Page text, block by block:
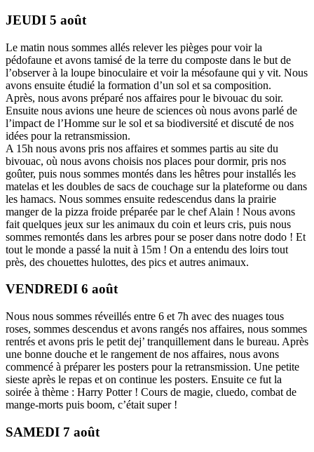
JEUDI 5 août
Le matin nous sommes allés relever les pièges pour voir la
pédofaune et avons tamisé de la terre du composte dans le but de
l’observer à la loupe binoculaire et voir la mésofaune qui y vit. Nous
avons ensuite étudié la formation d’un sol et sa composition.
Après, nous avons préparé nos affaires pour le bivouac du soir.
Ensuite nous avions une heure de sciences où nous avons parlé de
l’impact de l’Homme sur le sol et sa biodiversité et discuté de nos
idées pour la retransmission.
A 15h nous avons pris nos affaires et sommes partis au site du
bivouac, où nous avons choisis nos places pour dormir, pris nos
goûter, puis nous sommes montés dans les hêtres pour installés les
matelas et les doubles de sacs de couchage sur la plateforme ou dans
les hamacs. Nous sommes ensuite redescendus dans la prairie
manger de la pizza froide préparée par le chef Alain ! Nous avons
fait quelques jeux sur les animaux du coin et leurs cris, puis nous
sommes remontés dans les arbres pour se poser dans notre dodo ! Et
tout le monde a passé la nuit à 15m ! On a entendu des loirs tout
près, des chouettes hulottes, des pics et autres animaux.
VENDREDI 6 août
Nous nous sommes réveillés entre 6 et 7h avec des nuages tous
roses, sommes descendus et avons rangés nos affaires, nous sommes
rentrés et avons pris le petit dej’ tranquillement dans le bureau. Après
une bonne douche et le rangement de nos affaires, nous avons
commencé à préparer les posters pour la retransmission. Une petite
sieste après le repas et on continue les posters. Ensuite ce fut la
soirée à thème : Harry Potter ! Cours de magie, cluedo, combat de
mange-morts puis boom, c’était super !
SAMEDI 7 août